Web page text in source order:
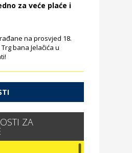
za veće plaće i
na prosvjed 18.
bana Jelačića u
ZA